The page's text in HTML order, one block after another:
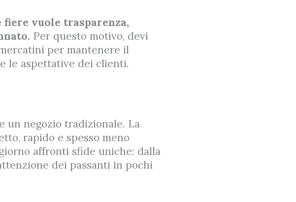
vuole trasparenza,
Per questo motivo, devi
per mantenere il
le aspettative dei clienti.
un negozio tradizionale. La
rapido e spesso meno
affronti sfide uniche: dalla
dei passanti in pochi